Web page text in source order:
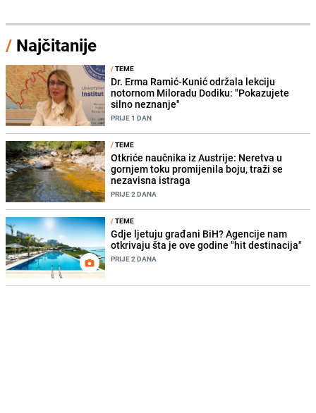
/ Najčitanije
/TEME
Dr. Erma Ramić-Kunić održala lekciju
notornom Miloradu Dodiku: "Pokazujete
silno neznanje"
PRIJE 1 DAN
/TEME
Otkriće naučnika iz Austrije: Neretva u
gornjem toku promijenila boju, traži se
nezavisna istraga
PRIJE 2 DANA
/TEME
Gdje ljetuju građani BiH? Agencije nam
otkrivaju šta je ove godine "hit destinacija"
PRIJE 2 DANA